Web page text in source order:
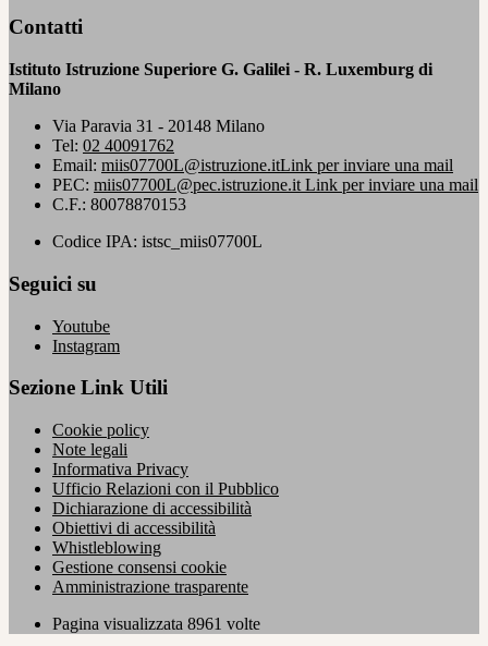
Contatti
Istituto Istruzione Superiore G. Galilei - R. Luxemburg di
Milano
Via Paravia 31 - 20148 Milano
Tel: 02 40091762
Email: miis07700L@istruzione.itLink per inviare una mail
PEC: miis07700L@pec.istruzione.it Link per inviare una mail
C.F.: 80078870153
Codice IPA: istsc_miis07700L
Seguici su
Youtube
Instagram
Sezione Link Utili
Cookie policy
Note legali
Informativa Privacy
Ufficio Relazioni con il Pubblico
Dichiarazione di accessibilità
Obiettivi di accessibilità
Whistleblowing
Gestione consensi cookie
Amministrazione trasparente
Pagina visualizzata 8961 volte